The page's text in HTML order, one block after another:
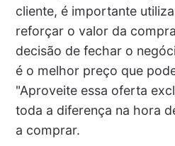
cliente, é importante
reforçar o valor da
decisão de fechar o
é o melhor preço que
"Aproveite essa oferta
toda a diferença na hora
a comprar.